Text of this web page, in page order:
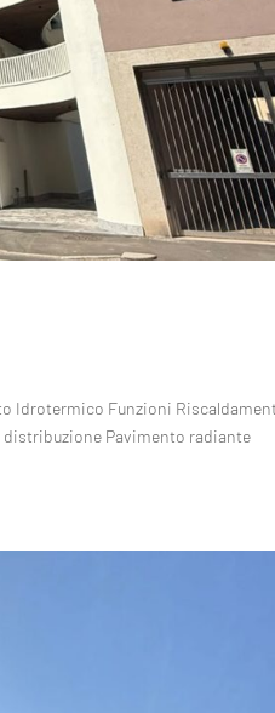
Idrotermico Funzioni
Pavimento radiante